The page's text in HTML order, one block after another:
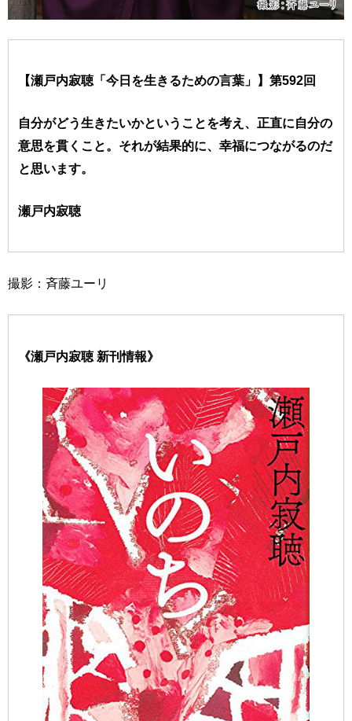
【瀬戸内寂聴「今日を生きるための言葉」】第592回
自分がどう生きたいかということを考え、正直に自分の
意思を貫くこと。それが結果的に、幸福につながるのだ
と思います。
瀬戸内寂聴
撮影：斉藤ユーリ
《瀬戸内寂聴 新刊情報》